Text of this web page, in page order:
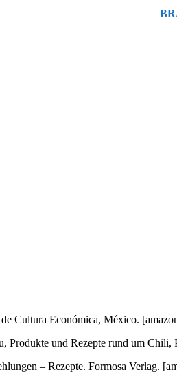
Cultura Económica, México.
Produkte und Rezepte rund um
– Rezepte. Formosa Verlag.